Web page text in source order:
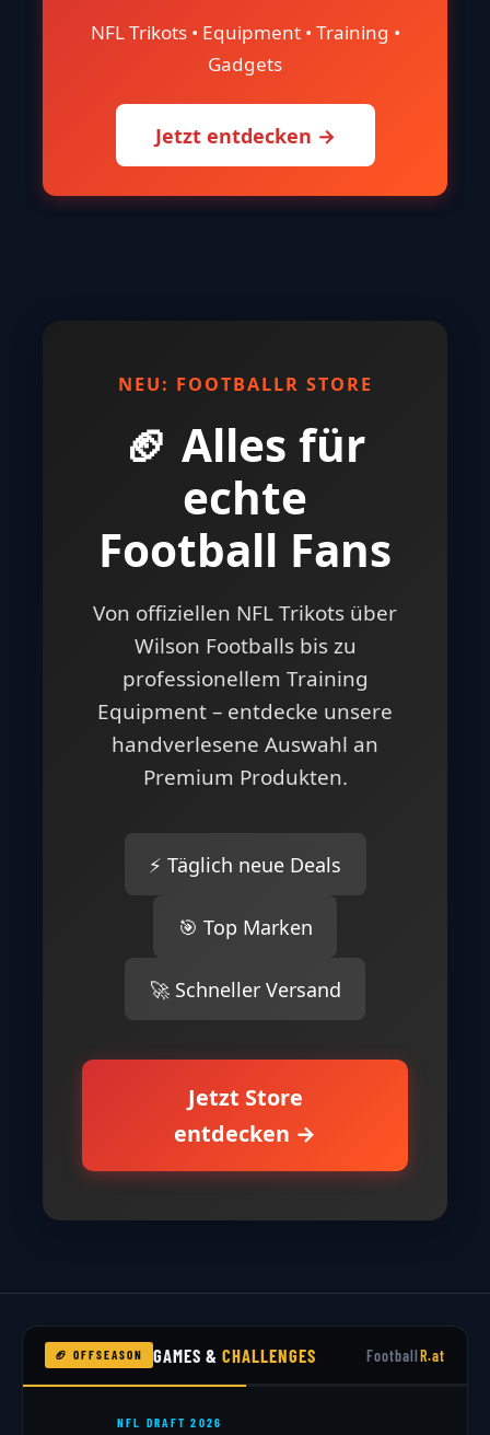
NFL Trikots • Equipment • Training •
Gadgets
Jetzt entdecken →
NEU: FOOTBALLR STORE
🏈 Alles für
echte
Football Fans
Von offiziellen NFL Trikots über
Wilson Footballs bis zu
professionellem Training
Equipment – entdecke unsere
handverlesene Auswahl an
Premium Produkten.
⚡ Täglich neue Deals
🎯 Top Marken
🚀 Schneller Versand
Jetzt Store
entdecken →
🏈 OFFSEASON GAMES &CHALLENGES FootballR.at
NFL DRAFT 2026